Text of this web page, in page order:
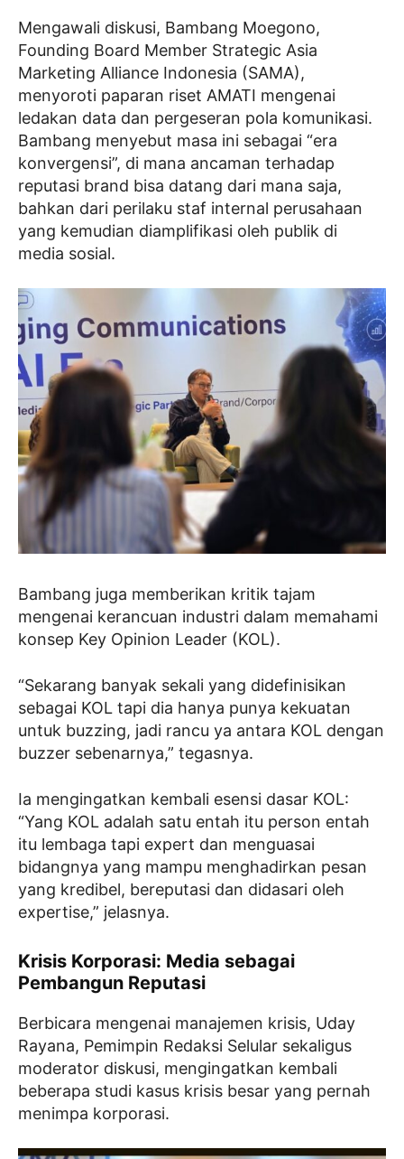
Mengawali diskusi, Bambang Moegono,
Founding Board Member Strategic Asia
Marketing Alliance Indonesia (SAMA),
menyoroti paparan riset AMATI mengenai
ledakan data dan pergeseran pola komunikasi.
Bambang menyebut masa ini sebagai “era
konvergensi”, di mana ancaman terhadap
reputasi brand bisa datang dari mana saja,
bahkan dari perilaku staf internal perusahaan
yang kemudian diamplifikasi oleh publik di
media sosial.
Bambang juga memberikan kritik tajam
mengenai kerancuan industri dalam memahami
konsep Key Opinion Leader (KOL).
“Sekarang banyak sekali yang didefinisikan
sebagai KOL tapi dia hanya punya kekuatan
untuk buzzing, jadi rancu ya antara KOL dengan
buzzer sebenarnya,” tegasnya.
Ia mengingatkan kembali esensi dasar KOL:
“Yang KOL adalah satu entah itu person entah
itu lembaga tapi expert dan menguasai
bidangnya yang mampu menghadirkan pesan
yang kredibel, bereputasi dan didasari oleh
expertise,” jelasnya.
Krisis Korporasi: Media sebagai
Pembangun Reputasi
Berbicara mengenai manajemen krisis, Uday
Rayana, Pemimpin Redaksi Selular sekaligus
moderator diskusi, mengingatkan kembali
beberapa studi kasus krisis besar yang pernah
menimpa korporasi.